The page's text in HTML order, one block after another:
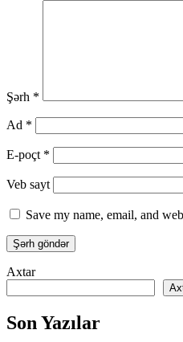
Şərh *
Ad *
E-poçt *
Veb sayt
Save my name, email, and
Axtar
Son Yazılar